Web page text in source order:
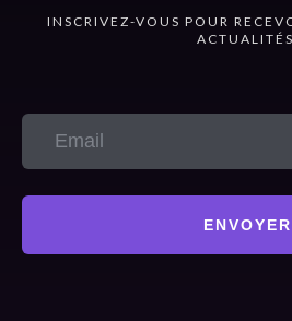
INSCRIVEZ-VOUS POUR
ACTUALITÉS
ENVOYER